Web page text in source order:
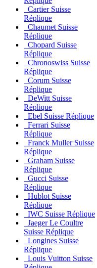
Cartier Suisse
Réplique
Chaumet Suisse
Réplique
Chopard Suisse
Réplique
Chronoswiss Suisse
Réplique
Corum Suisse
Réplique
DeWitt Suisse
Réplique
Ebel Suisse Réplique
Ferrari Suisse
Réplique
Franck Muller Suisse
Réplique
Graham Suisse
Réplique
Gucci Suisse
Réplique
Hublot Suisse
Réplique
IWC Suisse Réplique
Jaeger Le Coultre
Suisse Réplique
Longines Suisse
Réplique
Louis Vuitton Suisse